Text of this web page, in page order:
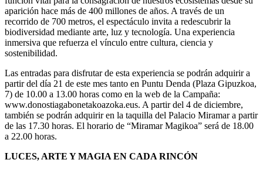
aparición hace más de 400 millones de años. A través de un
recorrido de 700 metros, el espectáculo invita a redescubrir la
biodiversidad mediante arte, luz y tecnología. Una experiencia
inmersiva que refuerza el vínculo entre cultura, ciencia y
sostenibilidad.
Las entradas para disfrutar de esta experiencia se podrán adquirir a
partir del día 21 de este mes tanto en Puntu Denda (Plaza Gipuzkoa,
7) de 10.00 a 13.00 horas como en la web de la Campaña:
www.donostiagabonetakoazoka.eus. A partir del 4 de diciembre,
también se podrán adquirir en la taquilla del Palacio Miramar a partir
de las 17.30 horas. El horario de “Miramar Magikoa” será de 18.00
a 22.00 horas.
LUCES, ARTE Y MAGIA EN CADA RINCÓN